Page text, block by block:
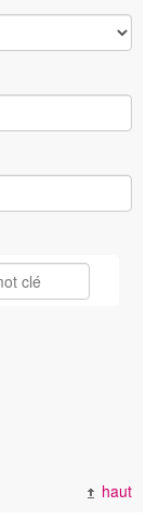
haut